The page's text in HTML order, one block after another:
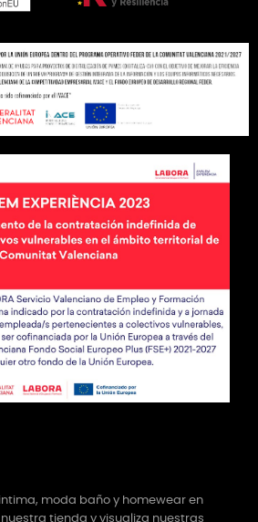
moda baño y homewear en
tienda y visualiza nuestras